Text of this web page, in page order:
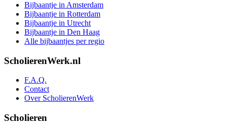
Bijbaantje in Amsterdam
Bijbaantje in Rotterdam
Bijbaantje in Utrecht
Bijbaantje in Den Haag
Alle bijbaantjes per regio
ScholierenWerk.nl
F.A.Q.
Contact
Over ScholierenWerk
Scholieren